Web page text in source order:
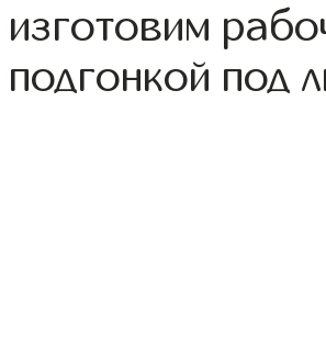
изготовим
подгонкой под